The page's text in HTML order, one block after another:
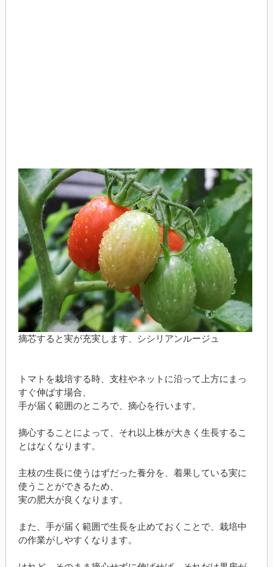
摘芯すると実が充実します、シシリアンルージュ
トマトを栽培する時、支柱やネットに沿って上方にまっ
すぐ伸ばす場合、
手が届く範囲のところで、摘心を行います。
摘心することによって、それ以上株が大きく生長するこ
とはなくなります。
主枝の生長に使うはずだった養分を、着果している実に
使うことができるため、
実の肥大が良くなります。
また、手が届く範囲で生長を止めておくことで、栽培中
の作業がしやすくなります。